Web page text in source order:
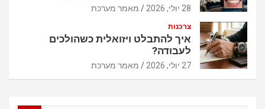
28 יולי, 2026 מאמר מערכת
צרכנות
איך להתבלט ויזואלית כשהולכים
לעבודה?
27 יולי, 2026 מאמר מערכת